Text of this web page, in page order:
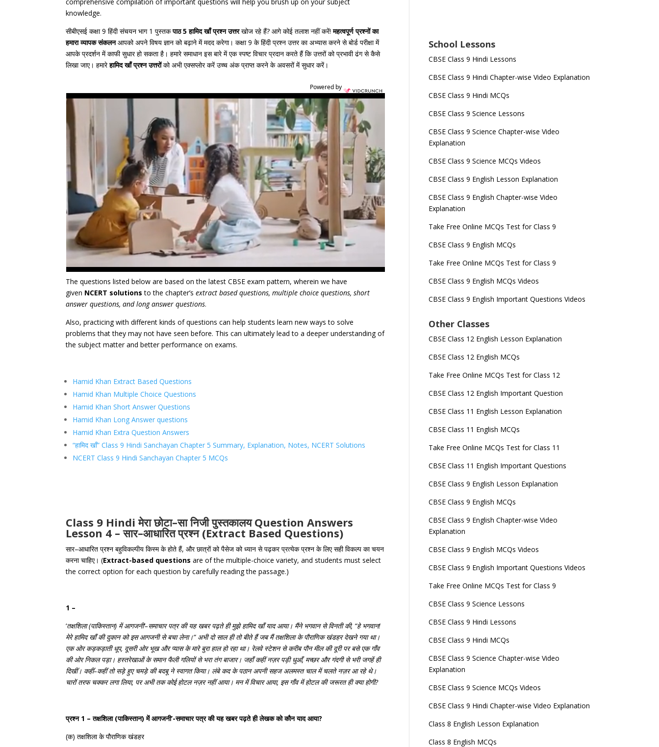
knowledge.
सीबीएसई कक्षा 9 हिंदी संचयन भाग 1 पुस्तकपाठ 5 हामिद खाँ प्रश्न उत्तरखोज रहे हैं? आगे कोई तलाश नहीं करें!महत्वपूर्ण प्रश्नों का
हमारा व्यापक संकलनआपको अपने विषय ज्ञान को बढ़ाने में मदद करेगा। कक्षा 9 के हिंदी प्रश्न उत्तर का अभ्यास करने से बोर्ड परीक्षा में
आपके प्रदर्शन में काफी सुधार हो सकता है। हमारे समाधान इस बारे में एक स्पष्ट विचार प्रदान करते हैं कि उत्तरों को प्रभावी ढंग से कैसे
लिखा जाए। हमारेहामिद खाँ प्रश्न उत्तरोंको अभी एक्सप्लोर करें उच्च अंक प्राप्त करने के अवसरों में सुधार करें।
Powered by
The questions listed below are based on the latest CBSE exam pattern, wherein we have
given NCERT solutionsto the chapter’sextract based questions, multiple choice questions, short
answer questions, and long answer questions.
Also, practicing with different kinds of questions can help students learn new ways to solve
problems that they may not have seen before. This can ultimately lead to a deeper understanding of
the subject matter and better performance on exams.
Hamid Khan Extract Based Questions
Hamid Khan Multiple Choice Questions
Hamid Khan Short Answer Questions
Hamid Khan Long Answer questions
Hamid Khan Extra Question Answers
“हामिद खाँ” Class 9 Hindi Sanchayan Chapter 5 Summary, Explanation, Notes, NCERT Solutions
NCERT Class 9 Hindi Sanchayan Chapter 5 MCQs
Class 9 Hindiमेरा छोटा–सा निजी पुस्तकालयQuestion Answers
Lesson 4 –सार–आधारित प्रश्न(Extract Based Questions)
सार–आधारित प्रश्न बहुविकल्पीय किस्म के होते हैं, और छात्रों को पैसेज को ध्यान से पढ़कर प्रत्येक प्रश्न के लिए सही विकल्प का चयन
करना चाहिए। (Extract-based questions are of the multiple-choice variety, and students must select
the correct option for each question by carefully reading the passage.)
1 –
‘तक्षशिला(पाकिस्तान) में आगजनी’–समाचार पत्र की यह खबर पढ़ते ही मुझे हामिद खाँ याद आया। मैंने भगवान से विनती की, “हे भगवान!
मेरे हामिद खाँ की दुकान को इस आगजनी से बचा लेना।” अभी दो साल ही तो बीते हैं जब मैं तक्षशिला के पौराणिक खंडहर देखने गया था।
एक ओर कड़कड़ाती धूप, दूसरी ओर भूख और प्यास के मारे बुरा हाल हो रहा था। रेलवे स्टेशन से करीब पौन मील की दूरी पर बसे एक गाँव
की ओर निकल पड़ा। हस्तरेखाओं के समान फैली गलियों से भरा तंग बाजार। जहाँ कहीं नज़र पड़ी धुआँ,मच्छर और गंदगी से भरी जगहें ही
दिखीं। कहीं–कहीं तो सड़े हुए चमड़े की बदबू ने स्वागत किया। लंबे कद के पठान अपनी सहज अलमस्त चाल में चलते नज़र आ रहे थे।
चारों तरफ चक्कर लगा लिया, पर अभी तक कोई होटल नज़र नहीं आया। मन में विचार आया, इस गाँव में होटल की जरूरत ही क्या होगी?
प्रश्न 1 – तक्षशिला (पाकिस्तान) में आगजनी’-समाचार पत्र की यह खबर पढ़ते ही लेखक को कौन याद आया?
(क)तक्षशिला के पौराणिक खंडहर
School Lessons
CBSE Class 9 Hindi Lessons
CBSE Class 9 Hindi Chapter-wise Video Explanation
CBSE Class 9 Hindi MCQs
CBSE Class 9 Science Lessons
CBSE Class 9 Science Chapter-wise Video
Explanation
CBSE Class 9 Science MCQs Videos
CBSE Class 9 English Lesson Explanation
CBSE Class 9 English Chapter-wise Video
Explanation
Take Free Online MCQs Test for Class 9
CBSE Class 9 English MCQs
Take Free Online MCQs Test for Class 9
CBSE Class 9 English MCQs Videos
CBSE Class 9 English Important Questions Videos
Other Classes
CBSE Class 12 English Lesson Explanation
CBSE Class 12 English MCQs
Take Free Online MCQs Test for Class 12
CBSE Class 12 English Important Question
CBSE Class 11 English Lesson Explanation
CBSE Class 11 English MCQs
Take Free Online MCQs Test for Class 11
CBSE Class 11 English Important Questions
CBSE Class 9 English Lesson Explanation
CBSE Class 9 English MCQs
CBSE Class 9 English Chapter-wise Video
Explanation
CBSE Class 9 English MCQs Videos
CBSE Class 9 English Important Questions Videos
Take Free Online MCQs Test for Class 9
CBSE Class 9 Science Lessons
CBSE Class 9 Hindi Lessons
CBSE Class 9 Hindi MCQs
CBSE Class 9 Science Chapter-wise Video
Explanation
CBSE Class 9 Science MCQs Videos
CBSE Class 9 Hindi Chapter-wise Video Explanation
Class 8 English Lesson Explanation
Class 8 English MCQs